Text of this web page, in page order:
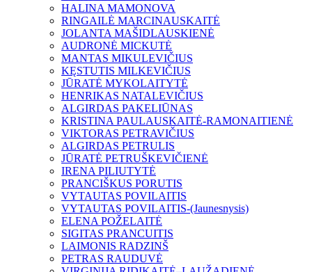
HALINA MAMONOVA
RINGAILĖ MARCINAUSKAITĖ
JOLANTA MAŠIDLAUSKIENĖ
AUDRONĖ MICKUTĖ
MANTAS MIKULEVIČIUS
KĘSTUTIS MILKEVIČIUS
JŪRATĖ MYKOLAITYTĖ
HENRIKAS NATALEVIČIUS
ALGIRDAS PAKELIŪNAS
KRISTINA PAULAUSKAITĖ-RAMONAITIENĖ
VIKTORAS PETRAVIČIUS
ALGIRDAS PETRULIS
JŪRATĖ PETRUŠKEVIČIENĖ
IRENA PILIUTYTĖ
PRANCIŠKUS PORUTIS
VYTAUTAS POVILAITIS
VYTAUTAS POVILAITIS-(Jaunesnysis)
ELENA POŽELAITĖ
SIGITAS PRANCUITIS
LAIMONIS RADZINŠ
PETRAS RAUDUVĖ